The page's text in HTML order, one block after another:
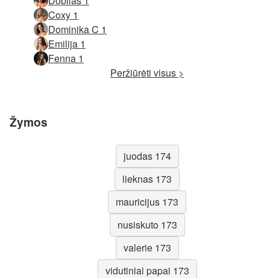
Coxy 1
Dominika C 1
Emilija 1
Fenna 1
Peržiūrėti visus >
Žymos
juodas 174
lieknas 173
mauricijus 173
nusiskuto 173
valerie 173
vidutiniai papai 173